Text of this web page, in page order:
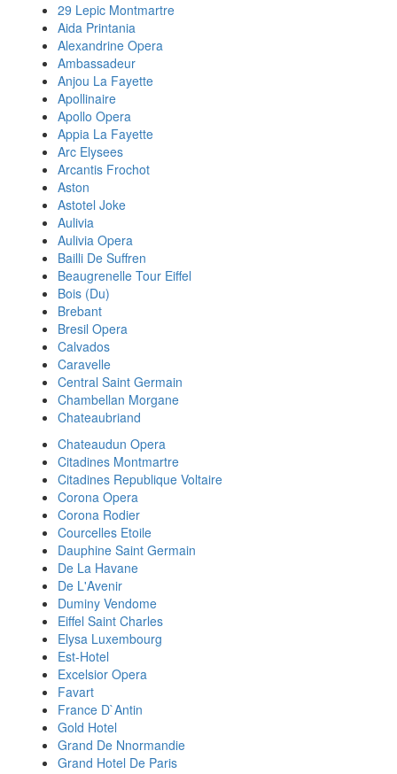
29 Lepic Montmartre
Aida Printania
Alexandrine Opera
Ambassadeur
Anjou La Fayette
Apollinaire
Apollo Opera
Appia La Fayette
Arc Elysees
Arcantis Frochot
Aston
Astotel Joke
Aulivia
Aulivia Opera
Bailli De Suffren
Beaugrenelle Tour Eiffel
Bois (Du)
Brebant
Bresil Opera
Calvados
Caravelle
Central Saint Germain
Chambellan Morgane
Chateaubriand
Chateaudun Opera
Citadines Montmartre
Citadines Republique Voltaire
Corona Opera
Corona Rodier
Courcelles Etoile
Dauphine Saint Germain
De La Havane
De L'Avenir
Duminy Vendome
Eiffel Saint Charles
Elysa Luxembourg
Est-Hotel
Excelsior Opera
Favart
France D`Antin
Gold Hotel
Grand De Nnormandie
Grand Hotel De Paris